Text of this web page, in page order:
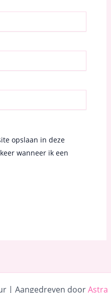
opslaan in deze
wanneer ik een
| Aangedreven doorAstra